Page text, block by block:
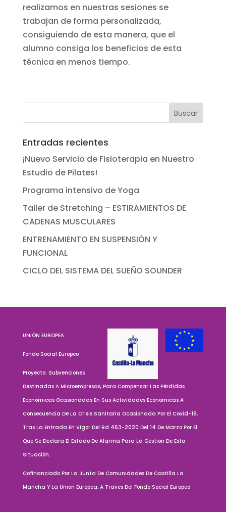
realizamos en nuestras sesiones se
trabajan de forma personalizada,
consiguiendo de esta manera, que el
alumno consiga los beneficios de esta
técnica en menos tiempo.
Entradas recientes
¡Nuevo Servicio de Fisioterapia en Nuestro
Estudio de Pilates!
Programa intensivo de Yoga
Taller de Stretching – ESTIRAMIENTOS DE
CADENAS MUSCULARES
ENTRENAMIENTO EN SUSPENSIÓN Y
FUNCIONAL
CICLO DEL SISTEMA DEL SUEÑO SOUNDER
UNIÓN EUROPEA
Fondo Social Europeo
Proyecto: Subvenciones
Destinadas A Microempresas, Para Compensar Las Pérdidas
Económicas Ocasionadas En Sus Actividades Economicas A
Consecuencia De La Crisis Sanitaria Ocasionada Por El Covid-19,
Tras La Entrada En Vigor Del Rd 463-2020 Del 14 De Marzo Por El
Que Se Declara El Estado De Alarma Para La Gestion De Esta
Situación.
Cofinanciado Por La Junta De Comunidades De Castilla La
Mancha Y La Union Europea, A Traves Del Fondo Social Europeo